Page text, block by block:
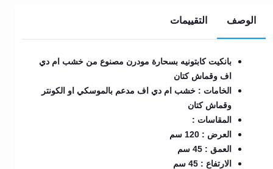
الوصف التقييمات
بانكيت كابتونيه بسحارة مودرن مصنوع من خشب ام دي
اف وقماش كتان
الخامات : خشب ام دي اف مدعم بالموسكي او الكونتر
وقماش كتان
المقاسات :
العرض : 120 سم
العمق : 45 سم
الارتفاع : 45 سم